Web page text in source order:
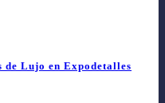
de Lujo en Expodetalles